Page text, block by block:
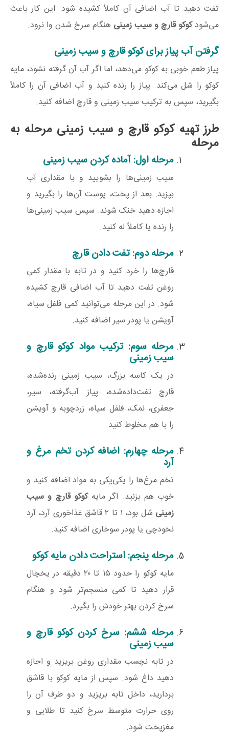
تفت دهید تا آب اضافی آن کاملاً کشیده شود. این کار باعث
می‌شودکوکو قارچ و سیب زمینی هنگام سرخ شدن وا نرود.
گرفتن آب پیاز برای کوکو قارچ و سیب زمینی
پیاز طعم خوبی به کوکو می‌دهد، اما اگر آب آن گرفته نشود، مایه
کوکو را شل می‌کند. پیاز را رنده کنید و آب اضافی آن را کاملاً
بگیرید، سپس به ترکیب سیب زمینی و قارچ اضافه کنید.
طرز تهیه کوکو قارچ و سیب زمینی مرحله به
مرحله
مرحله اول: آماده کردن سیب زمینی
سیب زمینی‌ها را بشویید و با مقداری آب
بپزید. بعد از پخت، پوست آن‌ها را بگیرید و
اجازه دهید خنک شوند. سپس سیب زمینی‌ها
را رنده یا کاملاً له کنید.
مرحله دوم: تفت دادن قارچ
قارچ‌ها را خرد کنید و در تابه با مقدار کمی
روغن تفت دهید تا آب اضافی قارچ کشیده
شود. در این مرحله می‌توانید کمی فلفل سیاه،
آویشن یا پودر سیر اضافه کنید.
مرحله سوم: ترکیب مواد کوکو قارچ و
سیب زمینی
در یک کاسه بزرگ، سیب زمینی رنده‌شده،
قارچ تفت‌داده‌شده، پیاز آب‌گرفته، سیر،
جعفری، نمک، فلفل سیاه، زردچوبه و آویشن
را با هم مخلوط کنید.
مرحله چهارم: اضافه کردن تخم مرغ و
آرد
تخم مرغ‌ها را یکی‌یکی به مواد اضافه کنید و
خوب هم بزنید. اگر مایهکوکو قارچ و سیب
زمینی
شل بود، ۱ تا ۲ قاشق غذاخوری آرد، آرد
نخودچی یا پودر سوخاری اضافه کنید.
مرحله پنجم: استراحت دادن مایه کوکو
مایه کوکو را حدود ۱۵ تا ۲۰ دقیقه در یخچال
قرار دهید تا کمی منسجم‌تر شود و هنگام
سرخ کردن بهتر خودش را بگیرد.
مرحله ششم: سرخ کردن کوکو قارچ و
سیب زمینی
در تابه نچسب مقداری روغن بریزید و اجازه
دهید داغ شود. سپس از مایه کوکو با قاشق
بردارید، داخل تابه بریزید و دو طرف آن را
روی حرارت متوسط سرخ کنید تا طلایی و
مغزپخت شود.